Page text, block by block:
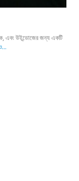
এবং উইন্ডোজের জন্য একটি